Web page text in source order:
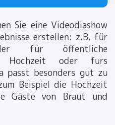
Sie eine Videodiashow
erstellen: z.B. für
für öffentliche
Hochzeit oder furs
passt besonders gut zu
Beispiel die Hochzeit
Gäste von Braut und